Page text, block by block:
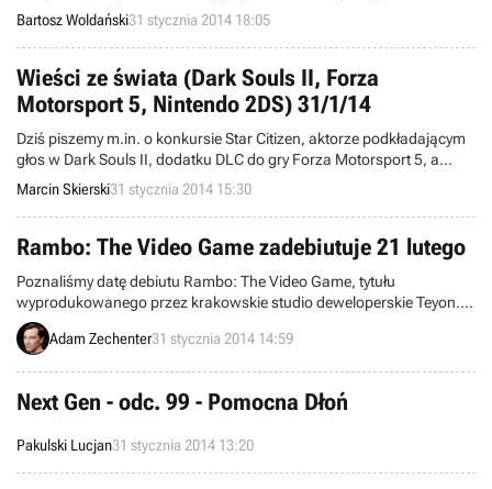
One, a już pojawiły się kolejne doniesienia potwierdzające zamiary
giganta z Redmond. Kosztujący poniżej 499 dolarów model miałby
ukazać się jeszcze w tym roku. Firma najprawdopodobniej bada
również sprawę wycieku, do którego doprowadził informator o nicku
ntkrnl.
Bartosz Woldański31 stycznia 2014 18:05
Wieści ze świata (Dark Souls II, Forza
Motorsport 5, Nintendo 2DS) 31/1/14
Dziś piszemy m.in. o konkursie Star Citizen, aktorze podkładającym
głos w Dark Souls II, dodatku DLC do gry Forza Motorsport 5, a
także o wynikach sprzedaży 2DS-a. Witamy w wieściach ze świata -
codziennej porcji krótkich wiadomości.
Marcin Skierski31 stycznia 2014 15:30
Rambo: The Video Game zadebiutuje 21 lutego
Poznaliśmy datę debiutu Rambo: The Video Game, tytułu
wyprodukowanego przez krakowskie studio deweloperskie Teyon.
Jak poinformował wydawca, firma Reef Entertainment, gra akcji
odwołująca się do serii kultowych filmów z lat 80. będzie miała
Adam Zechenter31 stycznia 2014 14:59
Next Gen - odc. 99 - Pomocna Dłoń
Pakulski Lucjan31 stycznia 2014 13:20